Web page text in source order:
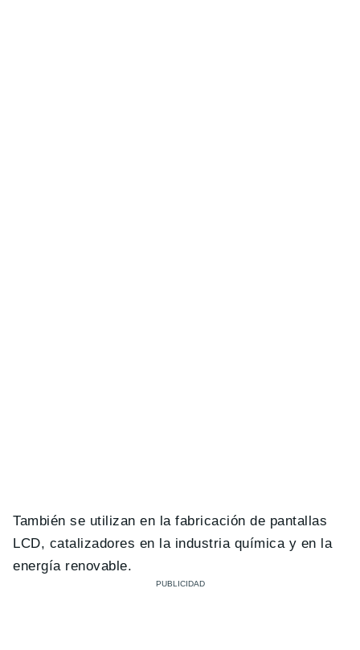
También se utilizan en la fabricación de pantallas
LCD, catalizadores en la industria química y en la
energía renovable.